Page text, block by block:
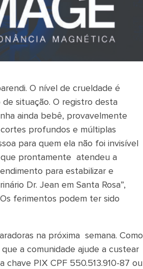
O nível de crueldade é
situação. O registro desta
ainda bebê, provavelmente
profundos e múltiplas
para quem ela não foi invisível
que prontamente atendeu a
para estabilizar e
Dr. Jean em Santa Rosa”,
ferimentos podem ter sido
na próxima semana. Como
a comunidade ajude a custear
PIX CPF 550.513.910-87 ou